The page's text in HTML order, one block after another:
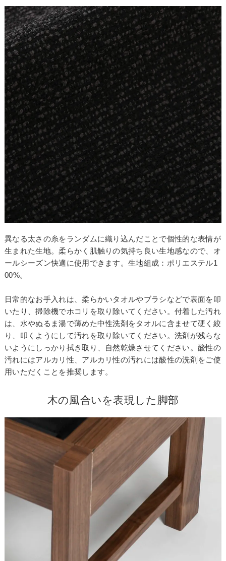
異なる太さの糸をランダムに織り込んだことで個性的な表情が
生まれた生地。柔らかく肌触りの気持ち良い生地感なので、オ
ールシーズン快適に使用できます。生地組成：ポリエステル1
00%。
日常的なお手入れは、柔らかいタオルやブラシなどで表面を叩
いたり、掃除機でホコリを取り除いてください。付着した汚れ
は、水やぬるま湯で薄めた中性洗剤をタオルに含ませて硬く絞
り、叩くようにして汚れを取り除いてください。洗剤が残らな
いようにしっかり拭き取り、自然乾燥させてください。酸性の
汚れにはアルカリ性、アルカリ性の汚れには酸性の洗剤をご使
用いただくことを推奨します。
木の風合いを表現した脚部